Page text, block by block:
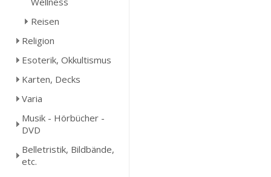
Reisen
Religion
Esoterik, Okkultismus
Karten, Decks
Varia
Musik - Hörbücher -
DVD
Belletristik, Bildbände,
etc.